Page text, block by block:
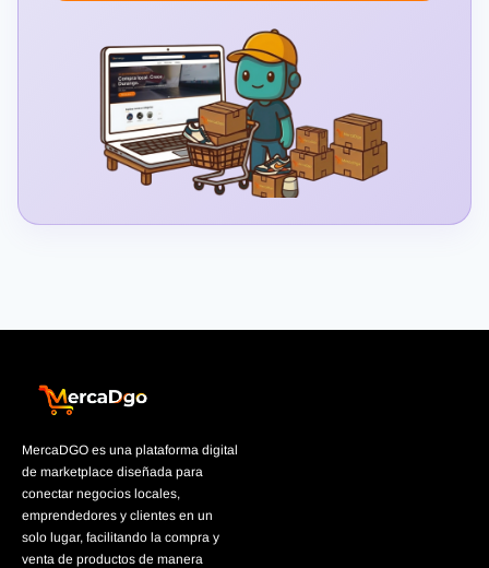
MercaDGO es una plataforma digital
de marketplace diseñada para
conectar negocios locales,
emprendedores y clientes en un
solo lugar, facilitando la compra y
venta de productos de manera